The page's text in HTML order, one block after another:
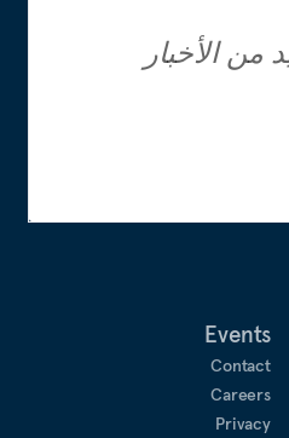
Events
Contact
Careers
Privacy
الأخبار